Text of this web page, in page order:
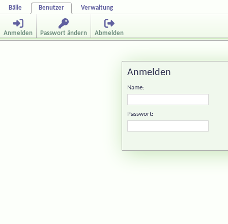
Bälle Benutzer Verwaltung
Anmelden Passwort ändern Abmelden
Anmelden
Name:
Passwort: